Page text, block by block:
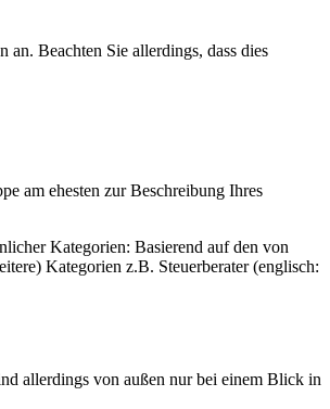
an. Beachten Sie allerdings, dass dies
am ehesten zur Beschreibung Ihres
Kategorien: Basierend auf den von
Kategorien z.B. Steuerberater (englisch:
allerdings von außen nur bei einem Blick in